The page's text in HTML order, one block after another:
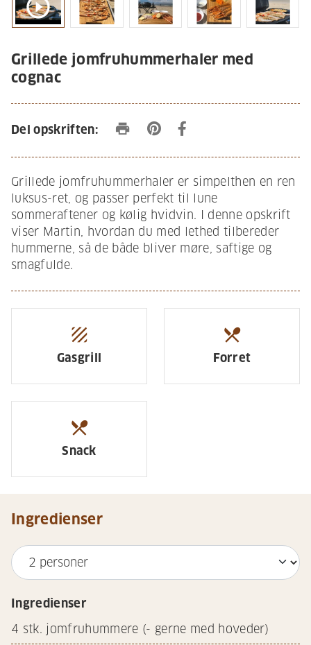
play_circle_outline
Grillede jomfruhummerhaler med
cognac
Del opskriften: print
Grillede jomfruhummerhaler er simpelthen en ren
luksus-ret, og passer perfekt til lune
sommeraftener og kølig hvidvin. I denne opskrift
viser Martin, hvordan du med lethed tilbereder
hummerne, så de både bliver møre, saftige og
smagfulde.
texture
Gasgrill
restaurant_menu
Forret
restaurant_menu
Snack
Ingredienser
Ingredienser
4 stk. jomfruhummere (- gerne med hoveder)